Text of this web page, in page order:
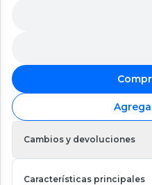
Cambios y devoluciones
Características principales